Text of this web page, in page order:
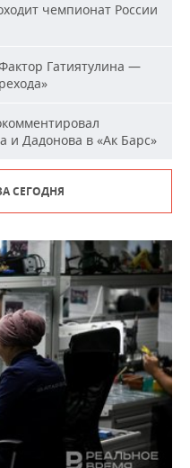
чемпионат России
Гатиятулина —
Дадонова в «Ак Барс»
СЕГОДНЯ